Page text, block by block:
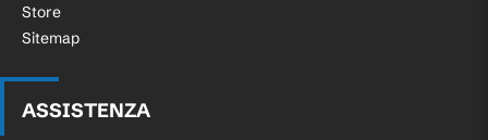
Store
Sitemap
ASSISTENZA